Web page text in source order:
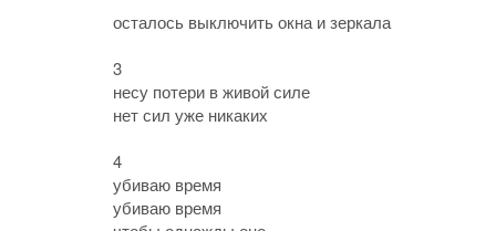
осталось выключить окна и зеркала
3
несу потери в живой силе
нет сил уже никаких
4
убиваю время
убиваю время